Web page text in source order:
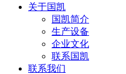
关于国凯
国凯简介
生产设备
企业文化
联系国凯
联系我们